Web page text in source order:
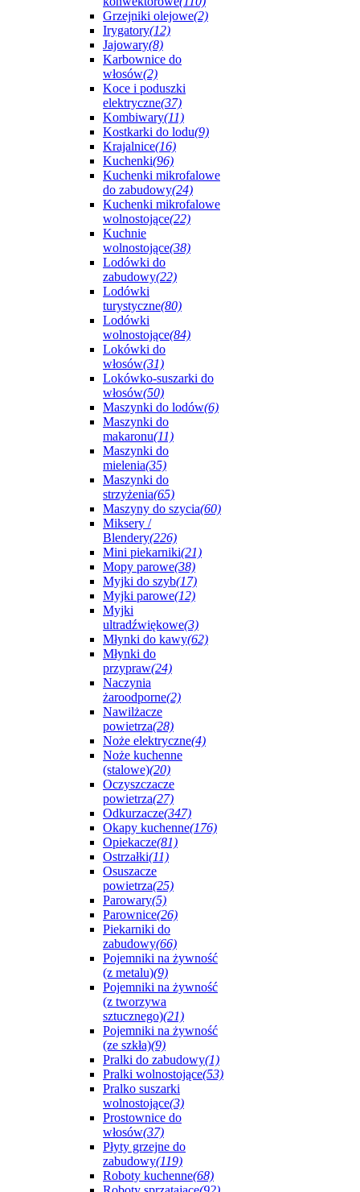
Grzejniki olejowe(2)
Irygatory(12)
Jajowary(8)
Karbownice do
włosów(2)
Koce i poduszki
elektryczne(37)
Kombiwary(11)
Kostkarki do lodu(9)
Krajalnice(16)
Kuchenki(96)
Kuchenki mikrofalowe
do zabudowy(24)
Kuchenki mikrofalowe
wolnostojące(22)
Kuchnie
wolnostojące(38)
Lodówki do
zabudowy(22)
Lodówki
turystyczne(80)
Lodówki
wolnostojące(84)
Lokówki do
włosów(31)
Lokówko-suszarki do
włosów(50)
Maszynki do lodów(6)
Maszynki do
makaronu(11)
Maszynki do
mielenia(35)
Maszynki do
strzyżenia(65)
Maszyny do szycia(60)
Miksery /
Blendery(226)
Mini piekarniki(21)
Mopy parowe(38)
Myjki do szyb(17)
Myjki parowe(12)
Myjki
ultradźwiękowe(3)
Młynki do kawy(62)
Młynki do
przypraw(24)
Naczynia
żaroodporne(2)
Nawilżacze
powietrza(28)
Noże elektryczne(4)
Noże kuchenne
(stalowe)(20)
Oczyszczacze
powietrza(27)
Odkurzacze(347)
Okapy kuchenne(176)
Opiekacze(81)
Ostrzałki(11)
Osuszacze
powietrza(25)
Parowary(5)
Parownice(26)
Piekarniki do
zabudowy(66)
Pojemniki na żywność
(z metalu)(9)
Pojemniki na żywność
(z tworzywa
sztucznego)(21)
Pojemniki na żywność
(ze szkła)(9)
Pralki do zabudowy(1)
Pralki wolnostojące(53)
Pralko suszarki
wolnostojące(3)
Prostownice do
włosów(37)
Płyty grzejne do
zabudowy(119)
Roboty kuchenne(68)